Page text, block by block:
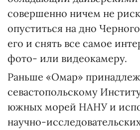
совершенно ничем не
опуститься на дно
его и снять все самое
фото- или видеокамеру.
Раньше «Омар»
севастопольскому
южных морей НАНУ и
научно-